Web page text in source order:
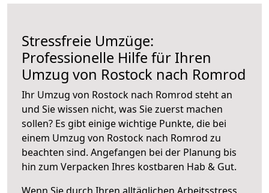
Stressfreie Umzüge:
Professionelle Hilfe für Ihren
Umzug von Rostock nach Romrod
Ihr Umzug von Rostock nach Romrod steht an
und Sie wissen nicht, was Sie zuerst machen
sollen? Es gibt einige wichtige Punkte, die bei
einem Umzug von Rostock nach Romrod zu
beachten sind. Angefangen bei der Planung bis
hin zum Verpacken Ihres kostbaren Hab & Gut.